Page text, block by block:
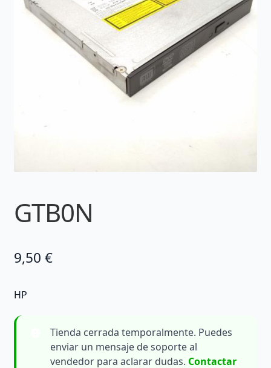
GTB0N
9,50 €
HP
Tienda cerrada temporalmente. Puedes
enviar un mensaje de soporte al
vendedor para aclarar dudas. Contactar